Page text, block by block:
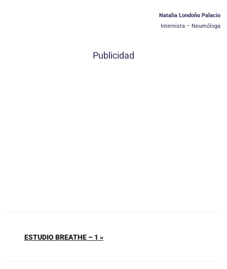
Natalia Londoño Palacio
Internista – Neumóloga
Publicidad
ESTUDIO BREATHE – 1 »